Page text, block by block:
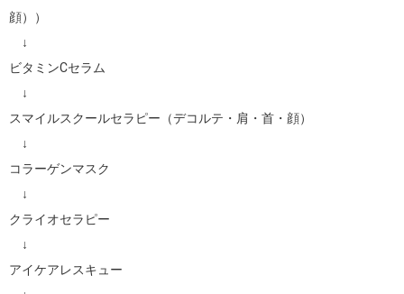
顔））
↓
ビタミンCセラム
↓
スマイルスクールセラピー（デコルテ・肩・首・顔）
↓
コラーゲンマスク
↓
クライオセラピー
↓
アイケアレスキュー